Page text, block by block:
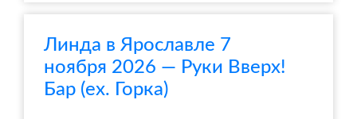
Линда в Ярославле 7
ноября 2026 — Руки Вверх!
Бар (ex. Горка)